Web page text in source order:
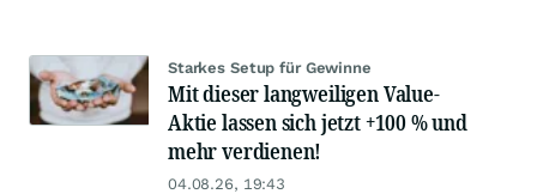
Starkes Setup für Gewinne
Mit dieser langweiligen Value-
Aktie lassen sich jetzt +100 % und
mehr verdienen!
04.08.26, 19:43